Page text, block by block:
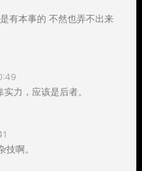
有本事的 不然也弄不出来
力，应该是后者。
啊。